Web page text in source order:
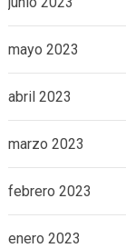
mayo 2023
abril 2023
marzo 2023
febrero 2023
enero 2023